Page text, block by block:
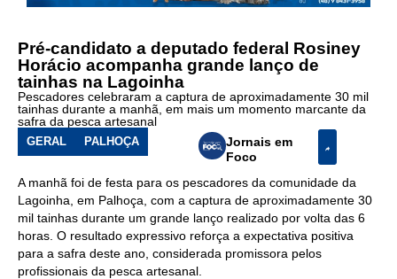
Pré-candidato a deputado federal Rosiney
Horácio acompanha grande lanço de
tainhas na Lagoinha
Pescadores celebraram a captura de aproximadamente 30 mil
tainhas durante a manhã, em mais um momento marcante da
safra da pesca artesanal
GERAL PALHOÇA
Jornais em
Foco
Rosiney
prestigiou
a
captura
de
tainhas
A manhã foi de festa para os pescadores da comunidade da
Lagoinha, em Palhoça, com a captura de aproximadamente 30
mil tainhas durante um grande lanço realizado por volta das 6
horas. O resultado expressivo reforça a expectativa positiva
para a safra deste ano, considerada promissora pelos
profissionais da pesca artesanal.